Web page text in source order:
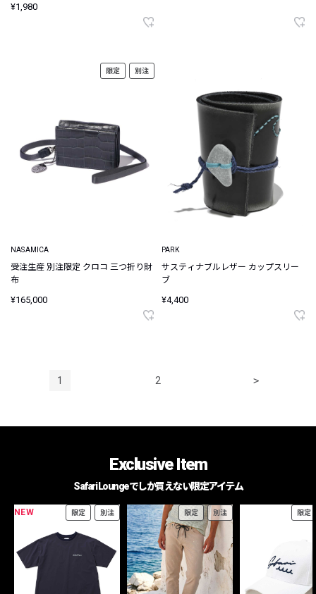
¥1,980
限定 別注
NASAMICA
受注生産 別注限定 クロコ 三つ折り財
布
¥165,000
PARK
サスティナブルレザー カップスリー
ブ
¥4,400
1 2 >
Exclusive Item
Safari Loungeでしか買えない限定アイテム
NEW 限定 別注 限定 別注 限定